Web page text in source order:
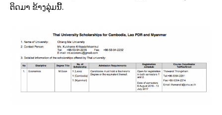
ຕິດມາ ຂ້າງລຸ່ມນີ້.